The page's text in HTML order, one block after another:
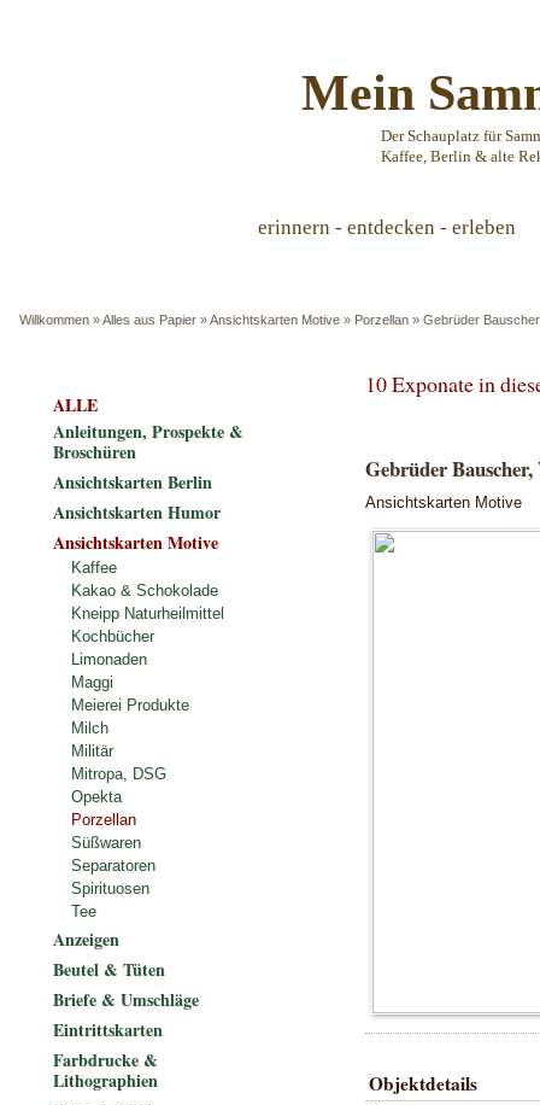
Mein
Der Schauplatz für
Kaffee, Berlin & alte
erinnern - entdecken - erleben
Willkommen »Alles aus Papier »Ansichtskarten Motive » Porzellan » Gebrüder
10 Exponate in
Gebrüder Bauscher,
Ansichtskarten Motive
Objektdetails
ALLE
Anleitungen, Prospekte &
Broschüren
Ansichtskarten Berlin
Ansichtskarten Humor
Ansichtskarten Motive
Kaffee
Kakao & Schokolade
Kneipp Naturheilmittel
Kochbücher
Limonaden
Maggi
Meierei Produkte
Milch
Militär
Mitropa, DSG
Opekta
Porzellan
Süßwaren
Separatoren
Spirituosen
Tee
Anzeigen
Beutel & Tüten
Briefe & Umschläge
Eintrittskarten
Farbdrucke &
Lithographien